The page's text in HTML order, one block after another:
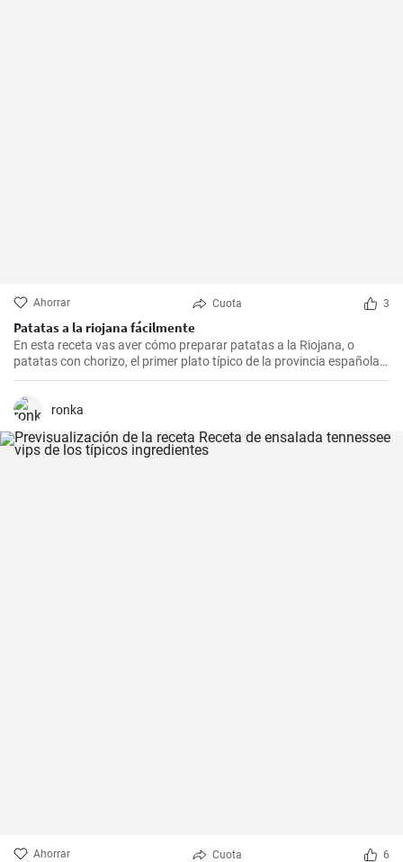
Ahorrar Cuota 3
Patatas a la riojana fácilmente
En esta receta vas aver cómo preparar patatas a la Riojana, o
patatas con chorizo, el primer plato típico de la provincia española
de La Rioja.
ronka
Ahorrar Cuota 6